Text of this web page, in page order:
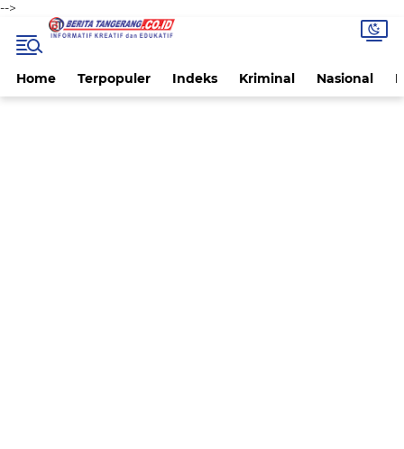
-->
Home Terpopuler Indeks Kriminal Nasional